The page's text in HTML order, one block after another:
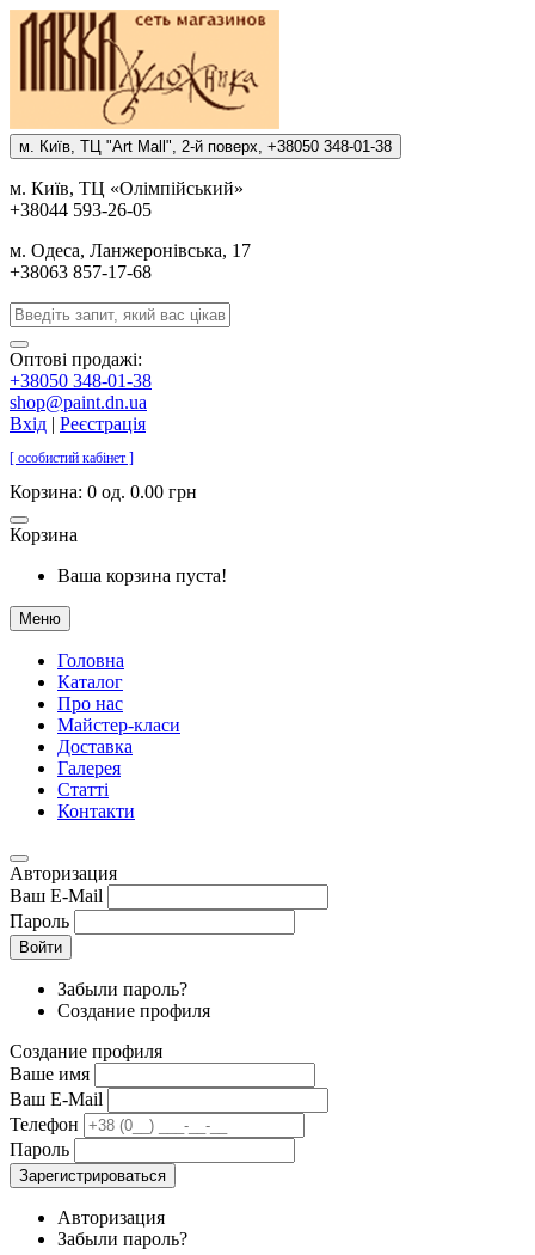
м. Киïв, ТЦ "Art Mall", 2-й поверх, +38050 348-01-38
м. Киïв, ТЦ «Олiмпiйський»
+38044 593-26-05
м. Одеса, Ланжеронiвська, 17
+38063 857-17-68
Оптові продажі:
+38050 348-01-38
shop@paint.dn.ua
Вхід | Реєстрація
[ особистий кабінет ]
Корзина: 0 од. 0.00 грн
Корзина
Ваша корзина пуста!
Меню
Головна
Каталог
Про нас
Майстер-класи
Доставка
Галерея
Статтi
Контакти
Авторизация
Ваш E-Mail
Пароль
Войти
Забыли пароль?
Создание профиля
Создание профиля
Ваше имя
Ваш E-Mail
Телефон
Пароль
Зарегистрироваться
Авторизация
Забыли пароль?